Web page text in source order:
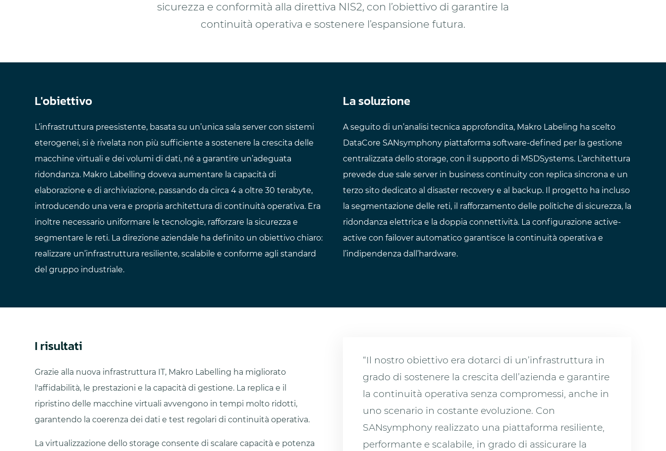
sicurezza e conformità alla direttiva NIS2, con l’obiettivo di garantire la
continuità operativa e sostenere l’espansione futura.
L'obiettivo
L’infrastruttura preesistente, basata su un’unica sala server con sistemi
eterogenei, si è rivelata non più sufficiente a sostenere la crescita delle
macchine virtuali e dei volumi di dati, né a garantire un’adeguata
ridondanza. Makro Labelling doveva aumentare la capacità di
elaborazione e di archiviazione, passando da circa 4 a oltre 30 terabyte,
introducendo una vera e propria architettura di continuità operativa. Era
inoltre necessario uniformare le tecnologie, rafforzare la sicurezza e
segmentare le reti. La direzione aziendale ha definito un obiettivo chiaro:
realizzare un’infrastruttura resiliente, scalabile e conforme agli standard
del gruppo industriale.
La soluzione
A seguito di un’analisi tecnica approfondita, Makro Labeling ha scelto
DataCore SANsymphony piattaforma software-defined per la gestione
centralizzata dello storage, con il supporto di MSDSystems. L’architettura
prevede due sale server in business continuity con replica sincrona e un
terzo sito dedicato al disaster recovery e al backup. Il progetto ha incluso
la segmentazione delle reti, il rafforzamento delle politiche di sicurezza, la
ridondanza elettrica e la doppia connettività. La configurazione active-
active con failover automatico garantisce la continuità operativa e
l’indipendenza dall’hardware.
I risultati
Grazie alla nuova infrastruttura IT, Makro Labelling ha migliorato
l'affidabilità, le prestazioni e la capacità di gestione. La replica e il
ripristino delle macchine virtuali avvengono in tempi molto ridotti,
garantendo la coerenza dei dati e test regolari di continuità operativa.
La virtualizzazione dello storage consente di scalare capacità e potenza
“Il nostro obiettivo era dotarci di un’infrastruttura in
grado di sostenere la crescita dell’azienda e garantire
la continuità operativa senza compromessi, anche in
uno scenario in costante evoluzione. Con
SANsymphony realizzato una piattaforma resiliente,
performante e scalabile, in grado di assicurare la